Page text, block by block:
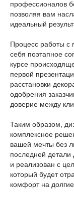
профессионалов
позволяя вам
идеальный
Процесс работы с
себя поэтапное
курсе
первой
расстановки
одобрения
доверие между
Таким образом,
комплексное
вашей мечты без
последней
и реализован с
который будет
комфорт на долгие